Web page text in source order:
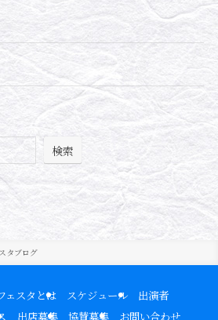
検索
タブログ
ェスタとは スケジュール
出演者
出店募集 協賛募集 お問い合わせ